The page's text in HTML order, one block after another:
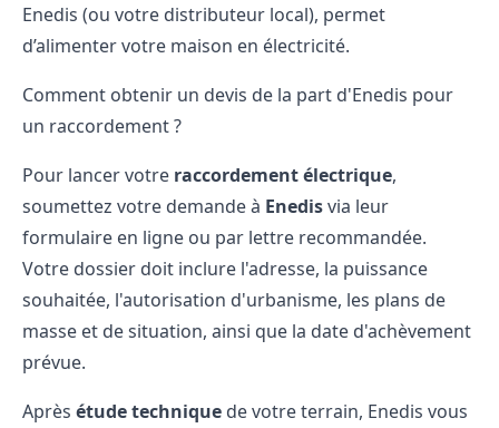
Enedis (ou votre distributeur local), permet
d’alimenter votre maison en électricité.
Comment obtenir un devis de la part d'Enedis pour
un raccordement ?
Pour lancer votre raccordement électrique,
soumettez votre demande à Enedisvia leur
formulaire en ligne ou par lettre recommandée.
Votre dossier doit inclure l'adresse, la puissance
souhaitée, l'autorisation d'urbanisme, les plans de
masse et de situation, ainsi que la date d'achèvement
prévue.
Après étude technique de votre terrain, Enedis vous